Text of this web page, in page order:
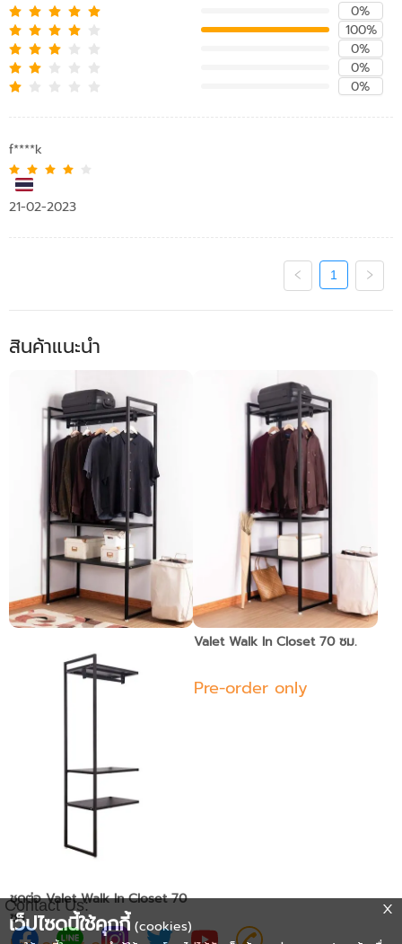
0%
100%
0%
0%
0%
f****k
21-02-2023
1
สินค้าแนะนำ
Pre-order only
Valet Walk In Closet 70 ซม.
Pre-order only
ชุดต่อ Valet Walk In Closet 70
ซม.
Contact Us:
เว็ปไซดนี้ใช้คุกกี้ (cookies)